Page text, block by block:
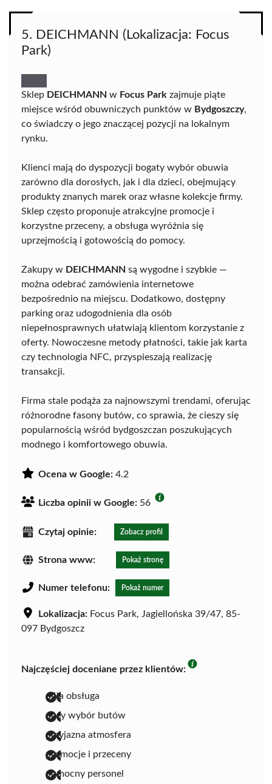
5. DEICHMANN (Lokalizacja: Focus
Park)
Sklep DEICHMANN w Focus Park zajmuje piąte
miejsce wśród obuwniczych punktów w Bydgoszczy,
co świadczy o jego znaczącej pozycji na lokalnym
rynku.
Klienci mają do dyspozycji bogaty wybór obuwia
zarówno dla dorosłych, jak i dla dzieci, obejmujący
produkty znanych marek oraz własne kolekcje firmy.
Sklep często proponuje atrakcyjne promocje i
korzystne przeceny, a obsługa wyróżnia się
uprzejmością i gotowością do pomocy.
Zakupy w DEICHMANN są wygodne i szybkie —
można odebrać zamówienia internetowe
bezpośrednio na miejscu. Dodatkowo, dostępny
parking oraz udogodnienia dla osób
niepełnosprawnych ułatwiają klientom korzystanie z
oferty. Nowoczesne metody płatności, takie jak karta
czy technologia NFC, przyspieszają realizację
transakcji.
Firma stale podąża za najnowszymi trendami, oferując
różnorodne fasony butów, co sprawia, że cieszy się
popularnością wśród bydgoszczan poszukujących
modnego i komfortowego obuwia.
Ocena w Google: 4.2
Liczba opinii w Google: 56
Czytaj opinie: Zobacz profil
Strona www: Pokaż stronę
Numer telefonu: Pokaż numer
Lokalizacja: Focus Park, Jagiellońska 39/47, 85-
097 Bydgoszcz
Najczęściej doceniane przez klientów:
miła obsługa
duży wybór butów
przyjazna atmosfera
promocje i przeceny
pomocny personel